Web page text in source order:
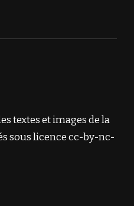
textes et images de la
sous licence cc-by-nc-